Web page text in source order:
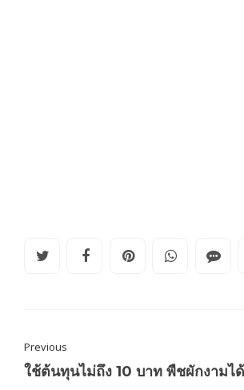
Previous
ใช้ต้นทุนไม่ถึง 10 บาท พืชผักงามไ